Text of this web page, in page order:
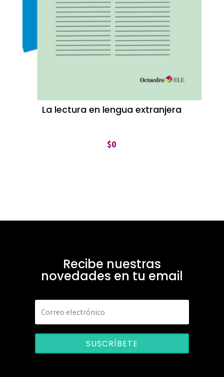
La lectura en lengua extranjera
$0
Recibe nuestras
novedades en tu email
SUSCRÍBETE